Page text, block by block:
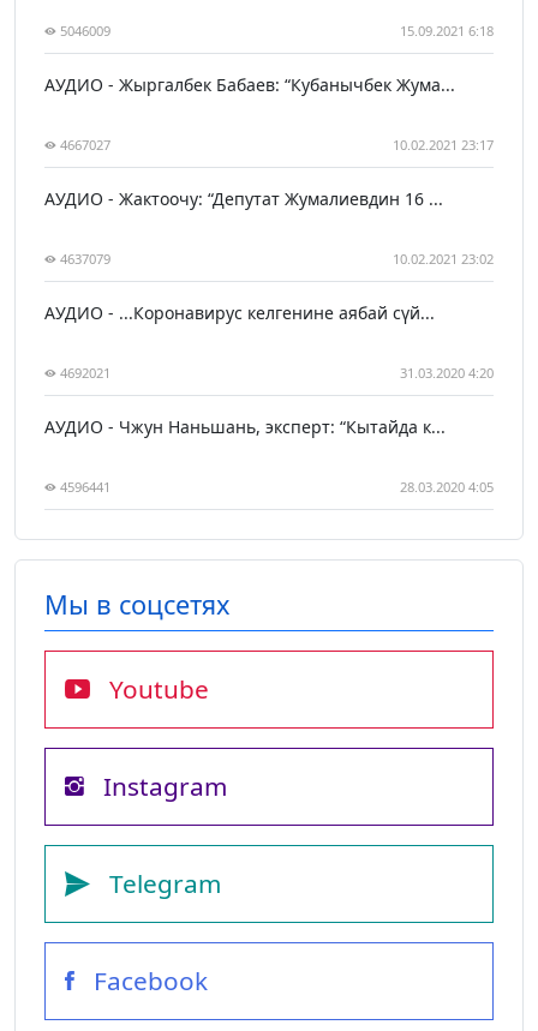
5046009 15.09.2021 6:18
АУДИО - Жыргалбек Бабаев: “Кубанычбек Жума...
4667027 10.02.2021 23:17
АУДИО - Жактоочу: “Депутат Жумалиевдин 16 ...
4637079 10.02.2021 23:02
АУДИО - ...Коронавирус келгенине аябай сүй...
4692021 31.03.2020 4:20
АУДИО - Чжун Наньшань, эксперт: “Кытайда к...
4596441 28.03.2020 4:05
Мы в соцсетях
Youtube
Instagram
Telegram
Facebook